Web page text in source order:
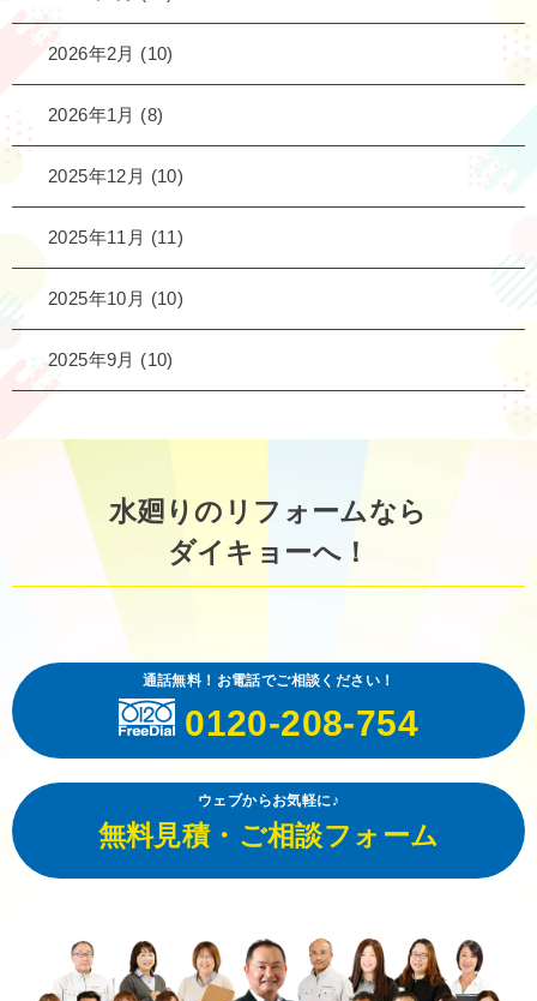
2026年2月 (10)
2026年1月 (8)
2025年12月 (10)
2025年11月 (11)
2025年10月 (10)
2025年9月 (10)
水廻りのリフォームなら
ダイキョーへ！
通話無料！お電話でご相談ください！
0120-208-754
ウェブからお気軽に♪
無料見積・ご相談フォーム